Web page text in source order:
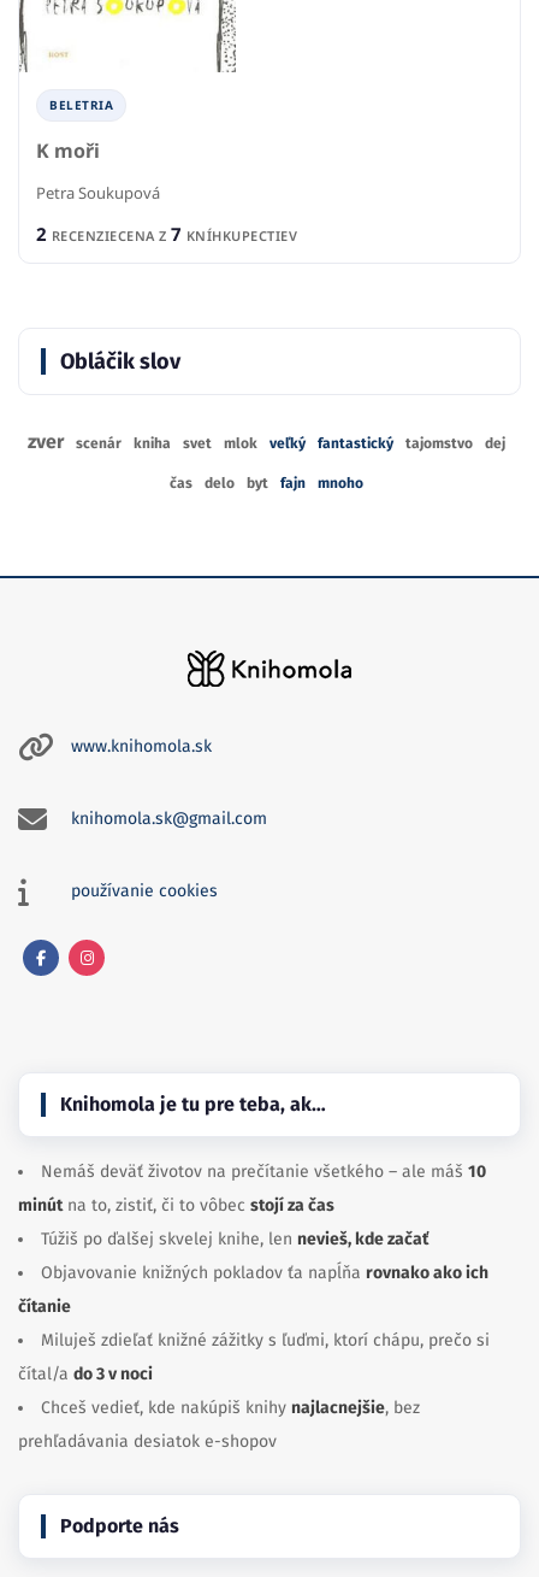
BELETRIA
K moři
Petra Soukupová
2 RECENZIECENA Z 7 KNÍHKUPECTIEV
Obláčik slov
zver scenár kniha svet mlok veľký fantastický tajomstvo dej
čas delo byt fajn mnoho
www.knihomola.sk
knihomola.sk@gmail.com
používanie cookies
Knihomola je tu pre teba, ak…
Nemáš deväť životov na prečítanie všetkého – ale máš 10
minútna to, zistiť, či to vôbec stojí za čas
Túžiš po ďalšej skvelej knihe, len nevieš, kde začať
Objavovanie knižných pokladov ťa napĺňa rovnako ako ich
čítanie
Miluješ zdieľať knižné zážitky s ľuďmi, ktorí chápu, prečo si
čítal/a do 3 v noci
Chceš vedieť, kde nakúpiš knihy najlacnejšie, bez
prehľadávania desiatok e-shopov
Podporte nás